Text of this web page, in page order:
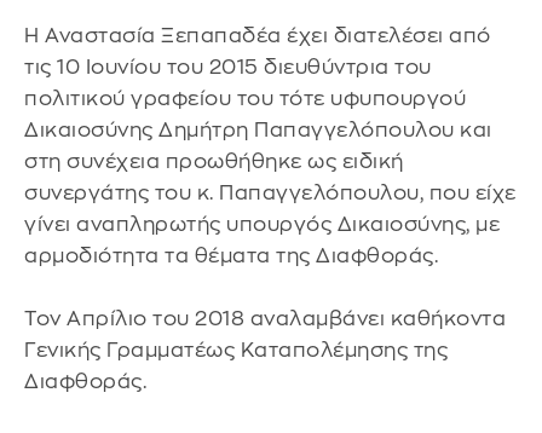
Η Αναστασία Ξεπαπαδέα έχει διατελέσει από
τις 10 Ιουνίου του 2015 διευθύντρια του
πολιτικού γραφείου του τότε υφυπουργού
Δικαιοσύνης Δημήτρη Παπαγγελόπουλου και
στη συνέχεια προωθήθηκε ως ειδική
συνεργάτης του κ. Παπαγγελόπουλου, που είχε
γίνει αναπληρωτής υπουργός Δικαιοσύνης, με
αρμοδιότητα τα θέματα της Διαφθοράς.
Τον Απρίλιο του 2018 αναλαμβάνει καθήκοντα
Γενικής Γραμματέως Καταπολέμησης της
Διαφθοράς.